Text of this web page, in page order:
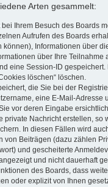
Arten gesammelt:
Ihrem Besuch des Boards
Aufrufen des Boards
Informationen über
über Ihre
eine Session-ID
löschen“ löschen.
die Sie bei der
eine E-Mail-
vor deren Eingabe
private Nachricht erstellen,
In diesen Fällen wird
von Beiträgen (dazu zählen
und gescheiterte
und nicht dauerhaft
des Boards, dass
oder explizit von Ihnen